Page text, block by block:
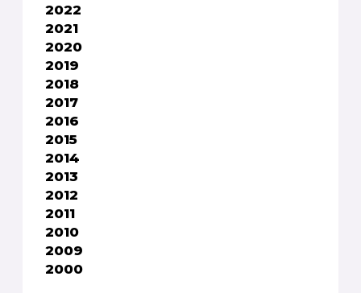
2022
2021
2020
2019
2018
2017
2016
2015
2014
2013
2012
2011
2010
2009
2000